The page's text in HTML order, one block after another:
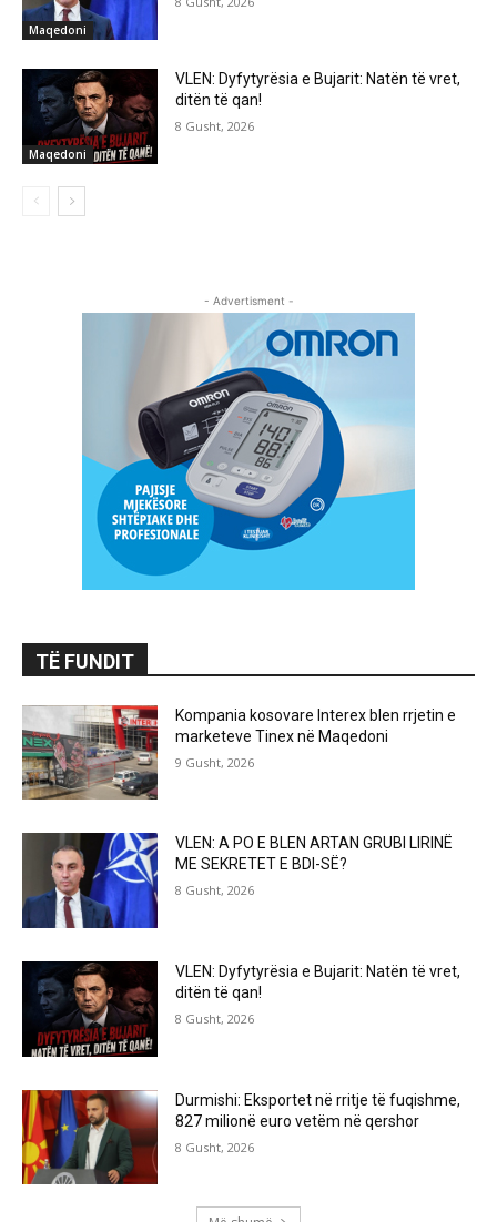
Maqedoni
Maqedoni
VLEN: Dyfytyrësia e Bujarit: Natën të vret,
ditën të qan!
8 Gusht, 2026
- Advertisment -
TË FUNDIT
Kompania kosovare Interex blen rrjetin e
marketeve Tinex në Maqedoni
9 Gusht, 2026
VLEN: A PO E BLEN ARTAN GRUBI LIRINË
ME SEKRETET E BDI-SË?
8 Gusht, 2026
VLEN: Dyfytyrësia e Bujarit: Natën të vret,
ditën të qan!
8 Gusht, 2026
Durmishi: Eksportet në rritje të fuqishme,
827 milionë euro vetëm në qershor
8 Gusht, 2026